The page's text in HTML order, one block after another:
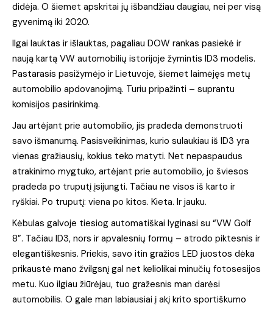
didėja. O šiemet apskritai jų išbandžiau daugiau, nei per visą
gyvenimą iki 2020.
Ilgai lauktas ir išlauktas, pagaliau DOW rankas pasiekė ir
naują kartą VW automobilių istorijoje žymintis ID3 modelis.
Pastarasis pasižymėjo ir Lietuvoje, šiemet laimėjęs metų
automobilio apdovanojimą. Turiu pripažinti – suprantu
komisijos pasirinkimą.
Jau artėjant prie automobilio, jis pradeda demonstruoti
savo išmanumą. Pasisveikinimas, kurio sulaukiau iš ID3 yra
vienas gražiausių, kokius teko matyti. Net nepaspaudus
atrakinimo mygtuko, artėjant prie automobilio, jo šviesos
pradeda po truputį įsijungti. Tačiau ne visos iš karto ir
ryškiai. Po truputį: viena po kitos. Kieta. Ir jauku.
Kėbulas galvoje tiesiog automatiškai lyginasi su “VW Golf
8”. Tačiau ID3, nors ir apvalesnių formų – atrodo piktesnis ir
elegantiškesnis. Priekis, savo itin gražios LED juostos dėka
prikaustė mano žvilgsnį gal net keliolikai minučių fotosesijos
metu. Kuo ilgiau žiūrėjau, tuo gražesnis man darėsi
automobilis. O gale man labiausiai į akį krito sportiškumo